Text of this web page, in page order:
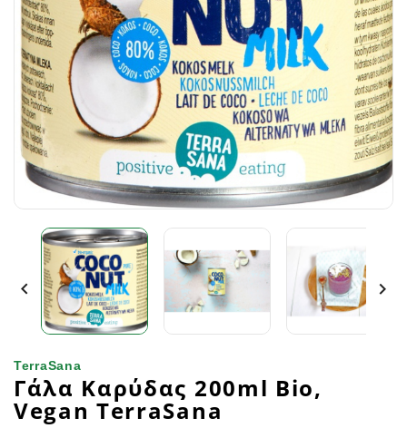
 
TerraSana
Γάλα Καρύδας 200ml Bio,
Vegan TerraSana